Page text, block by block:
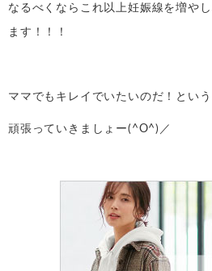
なるべくならこれ以上妊娠線を増や
ます！！！
ママでもキレイでいたいのだ！とい
頑張っていきましょー(^O^)／